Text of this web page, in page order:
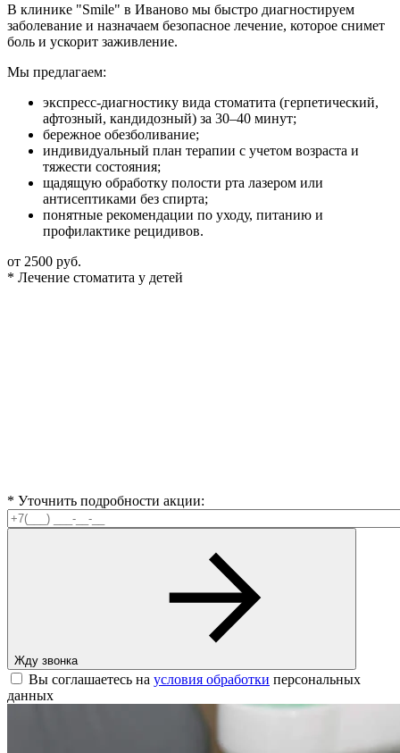
В клинике "Smile" в Иваново мы быстро диагностируем
заболевание и назначаем безопасное лечение, которое снимет
боль и ускорит заживление.
Мы предлагаем:
экспресс-диагностику вида стоматита (герпетический,
афтозный, кандидозный) за 30–40 минут;
бережное обезболивание;
индивидуальный план терапии с учетом возраста и
тяжести состояния;
щадящую обработку полости рта лазером или
антисептиками без спирта;
понятные рекомендации по уходу, питанию и
профилактике рецидивов.
от 2500 руб.
* Лечение стоматита у детей
* Уточнить подробности акции:
Жду звонка
Вы соглашаетесь на условия обработки персональных
данных